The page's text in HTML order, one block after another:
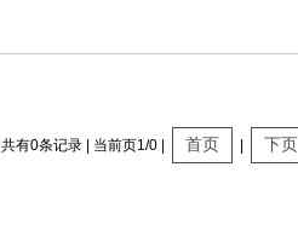
共有0条记录 | 当前页1/0 | 首页 下页